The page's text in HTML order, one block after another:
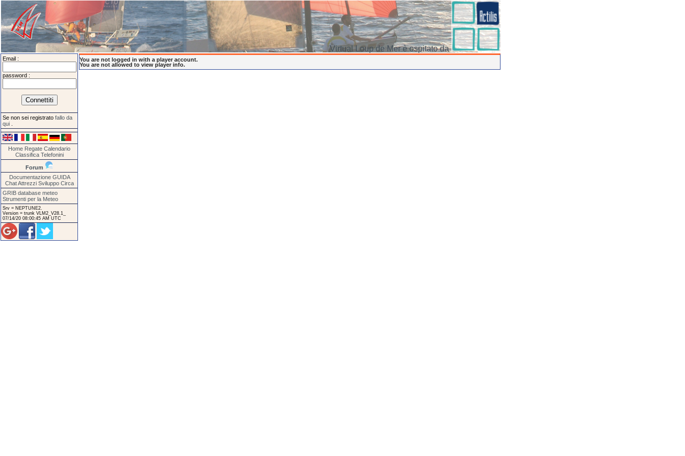
Virtual Loup de Mer è ospitato da
Email :
password :
Se non sei registrato fallo da
qui
Home Regate Calendario
Classifica Telefonini
Forum
Documentazione GUIDA
Chat Attrezzi Sviluppo Circa
GRIB database meteo
Strumenti per la Meteo
Srv = NEPTUNE2.
Version = trunk VLM2_V28.1_
07/14/20 08:00:45 AM UTC
You are not logged in with a player account.
You are not allowed to view player info.